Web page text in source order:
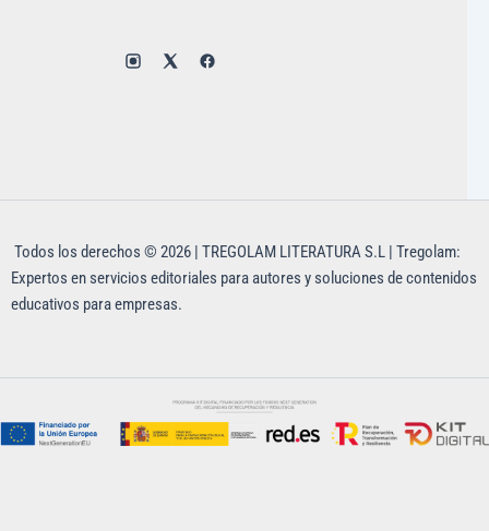
Todos los derechos © 2026 | TREGOLAM LITERATURA S.L | Tregolam:
Expertos en servicios editoriales para autores y soluciones de contenidos
educativos para empresas.